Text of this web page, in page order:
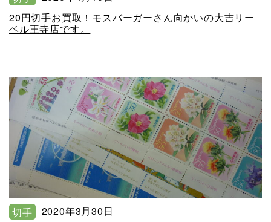
20円切手お買取！モスバーガーさん向かいの大吉リー
ベル王寺店です。
切手
2020年3月30日